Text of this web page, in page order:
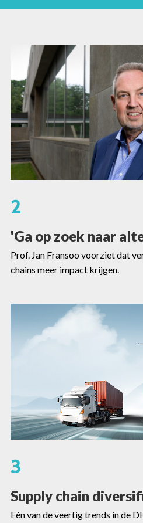
2
'Ga op zoek naar
Prof. Jan Fransoo voorziet dat
chains meer impact krijgen.
3
Supply chain
Eén van de veertig trends in de